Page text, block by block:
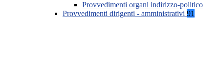
Provvedimenti organi indirizzo-politico
Provvedimenti dirigenti - amministrativi 91